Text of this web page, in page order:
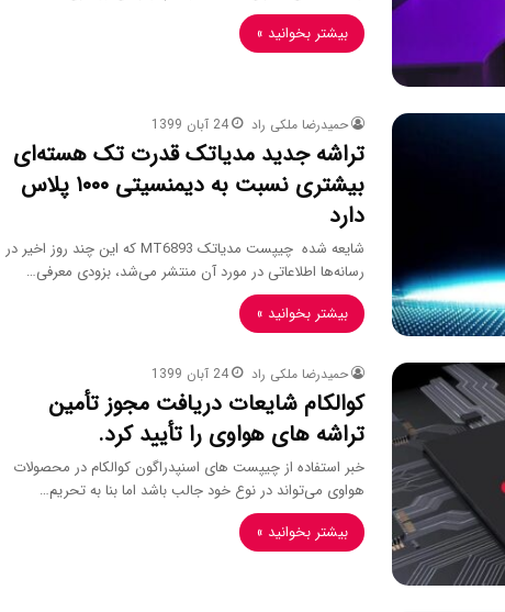
بیشتر بخوانید »
حمیدرضا ملکی راد 24 آبان 1399
تراشه جدید مدیاتک قدرت تک هسته‌ای
بیشتری نسبت به دیمنسیتی ۱۰۰۰ پلاس
دارد
شایعه شده چیپست مدیاتک MT6893 که این چند روز اخیر در
رسانه‌ها اطلاعاتی در مورد آن منتشر می‌شد، بزودی معرفی…
بیشتر بخوانید »
حمیدرضا ملکی راد 24 آبان 1399
کوالکام شایعات دریافت مجوز تأمین
تراشه های هواوی را تأیید کرد.
خبر استفاده از چیپست های اسنپدراگون کوالکام در محصولات
هواوی می‌تواند در نوع خود جالب باشد اما بنا به تحریم…
بیشتر بخوانید »